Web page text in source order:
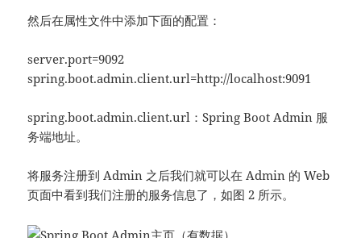
然后在属性文件中添加下面的配置：
server.port=9092
spring.boot.admin.client.url=http://localhost:9091
spring.boot.admin.client.url：Spring Boot Admin 服
务端地址。
将服务注册到 Admin 之后我们就可以在 Admin 的 Web
页面中看到我们注册的服务信息了，如图 2 所示。